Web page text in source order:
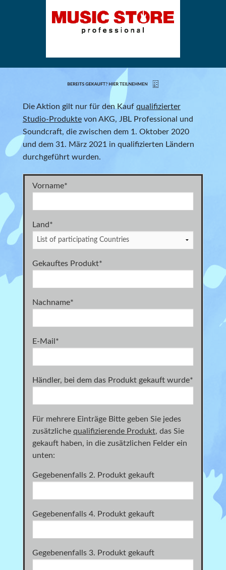
Die Aktion gilt nur für den Kauf qualifizierter
Studio-Produktevon AKG, JBL Professional und
Soundcraft, die zwischen dem 1. Oktober 2020
und dem 31. März 2021 in qualifizierten Ländern
durchgeführt wurden.
Vorname*
Land*
Gekauftes Produkt*
Nachname*
E-Mail*
Händler, bei dem das Produkt gekauft wurde*
Für mehrere Einträge Bitte geben Sie jedes
zusätzliche qualifizierende Produkt, das Sie
gekauft haben, in die zusätzlichen Felder ein
unten:
Gegebenenfalls 2. Produkt gekauft
Gegebenenfalls 4. Produkt gekauft
Gegebenenfalls 3. Produkt gekauft